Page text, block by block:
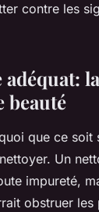
contre les
beauté
que ce soit
Un
impureté,
obstruer les